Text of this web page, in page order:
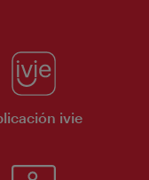
ivie